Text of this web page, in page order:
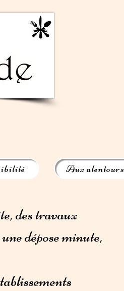
Aux alentours
des travaux
dépose minute,